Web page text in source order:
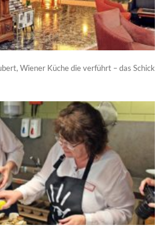
Wiener Küche die verführt – das Schick